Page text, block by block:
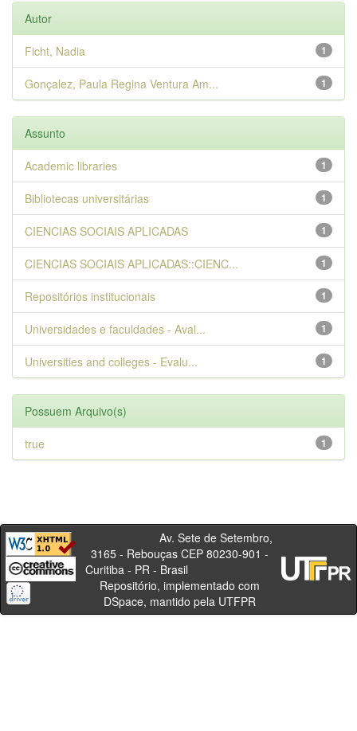
Autor
1
Ficht, Nadia
1
Gonçalez, Paula Regina Ventura Am...
Assunto
1
Academic libraries
1
Bibliotecas universitárias
1
CIENCIAS SOCIAIS APLICADAS
1
CIENCIAS SOCIAIS APLICADAS::CIENC...
1
Repositórios institucionais
1
Universidades e faculdades - Aval...
1
Universities and colleges - Evalu...
Possuem Arquivo(s)
1
true
Av. Sete de Setembro,
3165 - Rebouças CEP 80230-901 -
Curitiba - PR - Brasil
Repositório, implementado com
DSpace, mantido pela UTFPR